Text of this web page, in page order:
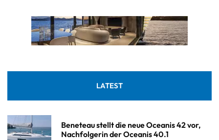
LATEST
Beneteau stellt die neue Oceanis 42 vor,
Nachfolgerin der Oceanis 40.1